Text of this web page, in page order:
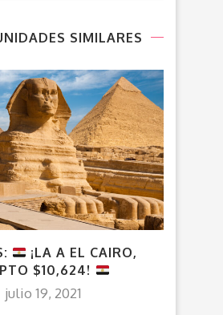
SIMILARES
¡LA A EL CAIRO,
$10,624!
julio 19, 2021